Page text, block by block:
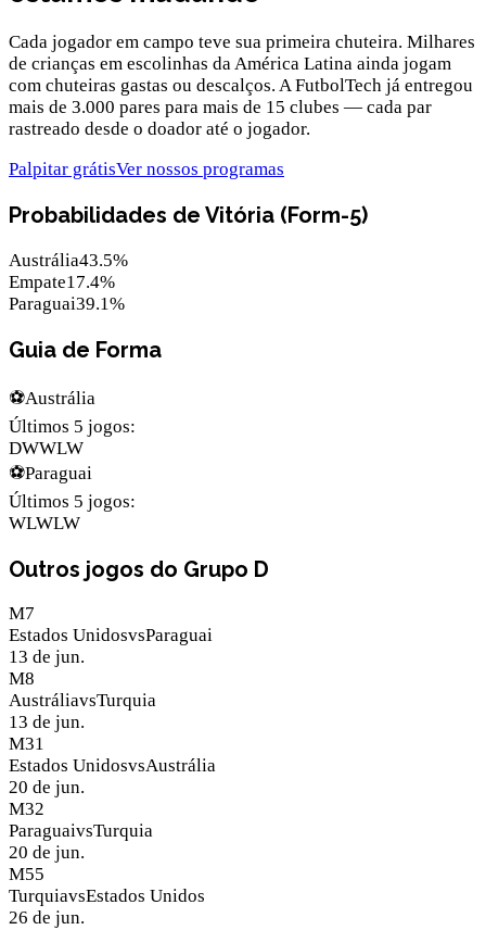
Cada jogador em campo teve sua primeira chuteira. Milhares
de crianças em escolinhas da América Latina ainda jogam
com chuteiras gastas ou descalços. A FutbolTech já entregou
mais de 3.000 pares para mais de 15 clubes — cada par
rastreado desde o doador até o jogador.
Palpitar grátisVer nossos programas
Probabilidades de Vitória (Form-5)
Austrália43.5%
Empate17.4%
Paraguai39.1%
Guia de Forma
⚽Austrália
Últimos 5 jogos:
DWWLW
⚽Paraguai
Últimos 5 jogos:
WLWLW
Outros jogos do Grupo D
M7
Estados UnidosvsParaguai
13 de jun.
M8
AustráliavsTurquia
13 de jun.
M31
Estados UnidosvsAustrália
20 de jun.
M32
ParaguaivsTurquia
20 de jun.
M55
TurquiavsEstados Unidos
26 de jun.